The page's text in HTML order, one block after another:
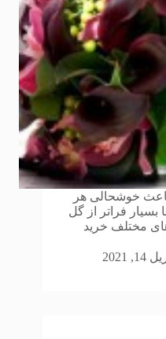
بی نظیر است ٬ که باعث خوشحالی هر
گل ها بسیار فراتر از گل
مختلف خرید
14, 2021